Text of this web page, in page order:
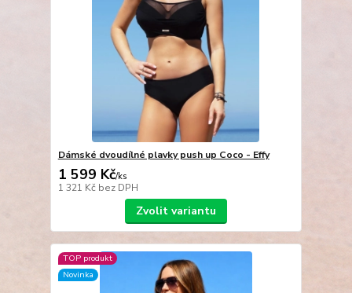
Dámské dvoudílné plavky push up Coco - Effy
1 599 Kč/ks
1 321 Kč bez DPH
Zvolit variantu
TOP produkt
Novinka